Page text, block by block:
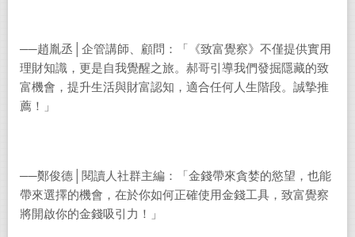
──趙胤丞│企管講師、顧問：「《致富覺察》不僅提供實用
理財知識，更是自我覺醒之旅。郝哥引導我們發掘隱藏的致
富機會，提升生活與財富認知，適合任何人生階段。誠摯推
薦！」
──鄭俊德│閱讀人社群主編：「金錢帶來貪婪的慾望，也能
帶來選擇的機會，在於你如何正確使用金錢工具，致富覺察
將開啟你的金錢吸引力！」